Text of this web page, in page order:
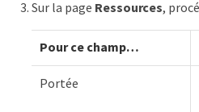
Sur la page Ressources,
Pour ce champ…
Portée